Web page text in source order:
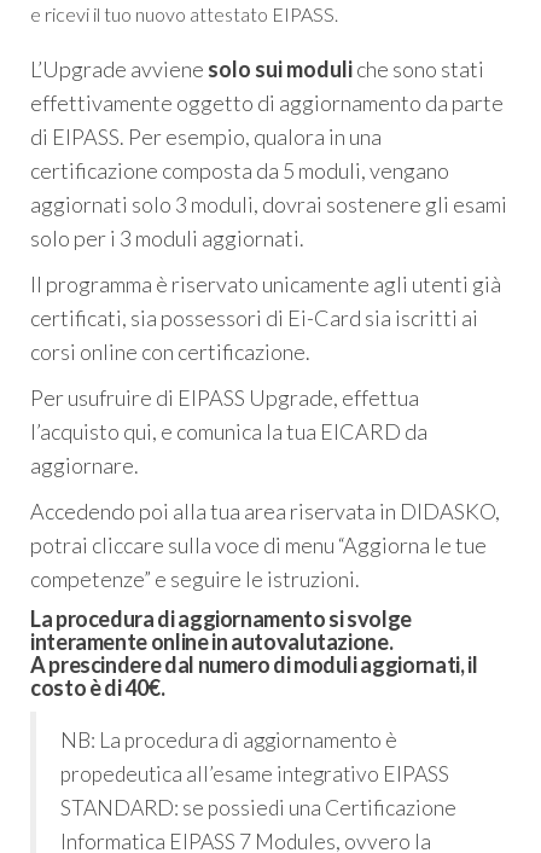
e ricevi il tuo nuovo attestato EIPASS.
L’Upgrade avviene solo sui moduliche sono stati
effettivamente oggetto di aggiornamento da parte
di EIPASS. Per esempio, qualora in una
certificazione composta da 5 moduli, vengano
aggiornati solo 3 moduli, dovrai sostenere gli esami
solo per i 3 moduli aggiornati.
Il programma è riservato unicamente agli utenti già
certificati, sia possessori di Ei-Card sia iscritti ai
corsi online con certificazione.
Per usufruire di EIPASS Upgrade, effettua
l’acquisto qui, e comunica la tua EICARD da
aggiornare.
Accedendo poi alla tua area riservata in DIDASKO,
potrai cliccare sulla voce di menu “Aggiorna le tue
competenze” e seguire le istruzioni.
La procedura di aggiornamento si svolge
interamente online in autovalutazione.
A prescindere dal numero di moduli aggiornati, il
costo è di 40€.
NB: La procedura di aggiornamento è
propedeutica all’esame integrativo EIPASS
STANDARD: se possiedi una Certificazione
Informatica EIPASS 7 Modules, ovvero la